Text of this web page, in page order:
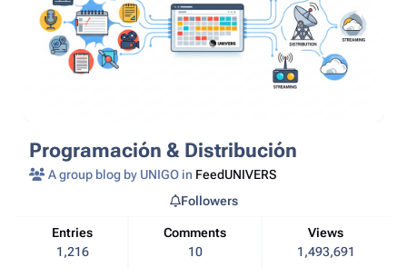
Programación & Distribución
A group blog by UNIGO in FeedUNIVERS
Entries
1,216
Comments
10
Views
1,493,691
Followers